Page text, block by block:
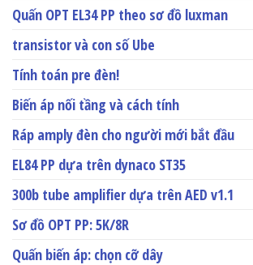
Quấn OPT EL34 PP theo sơ đồ luxman
transistor và con số Ube
Tính toán pre đèn!
Biến áp nối tầng và cách tính
Ráp amply đèn cho người mới bắt đầu
EL84 PP dựa trên dynaco ST35
300b tube amplifier dựa trên AED v1.1
Sơ đồ OPT PP: 5K/8R
Quấn biến áp: chọn cỡ dây